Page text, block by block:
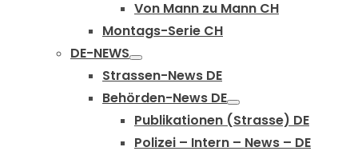
Von Mann zu Mann CH
Montags-Serie CH
DE-NEWS
Strassen-News DE
Behörden-News DE
Publikationen (Strasse) DE
Polizei – Intern – News – DE